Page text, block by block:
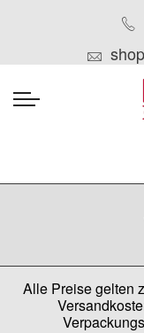
Alle Preise gelten